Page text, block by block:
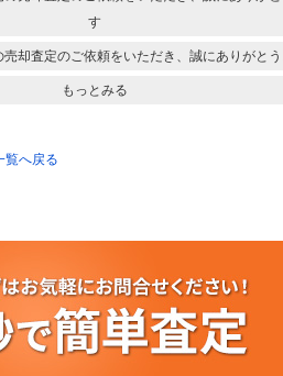
す
却査定のご依頼をいただき、誠にありがと
もっとみる
覧へ戻る